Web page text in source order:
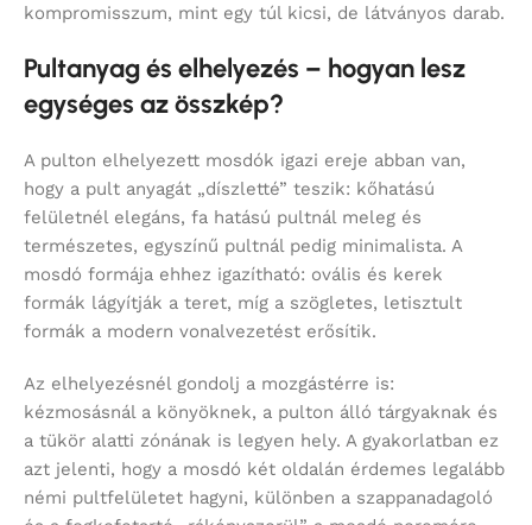
kompromisszum, mint egy túl kicsi, de látványos darab.
Pultanyag és elhelyezés – hogyan lesz
egységes az összkép?
A pulton elhelyezett mosdók igazi ereje abban van,
hogy a pult anyagát „díszletté” teszik: kőhatású
felületnél elegáns, fa hatású pultnál meleg és
természetes, egyszínű pultnál pedig minimalista. A
mosdó formája ehhez igazítható: ovális és kerek
formák lágyítják a teret, míg a szögletes, letisztult
formák a modern vonalvezetést erősítik.
Az elhelyezésnél gondolj a mozgástérre is:
kézmosásnál a könyöknek, a pulton álló tárgyaknak és
a tükör alatti zónának is legyen hely. A gyakorlatban ez
azt jelenti, hogy a mosdó két oldalán érdemes legalább
némi pultfelületet hagyni, különben a szappanadagoló